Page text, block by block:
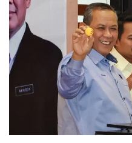
d
a
n
e
a
i